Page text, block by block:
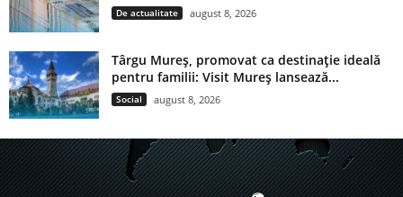
De actualitate august 8, 2026
Târgu Mureș, promovat ca destinație ideală
pentru familii: Visit Mureș lansează...
Social august 8, 2026